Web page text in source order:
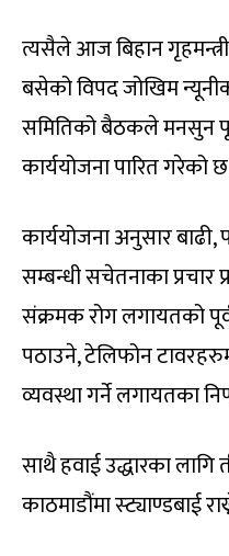
त्यसैले आज बिहान
बसेको विपद जोखिम
समितिको बैठकले मनसुन
कार्ययोजना पारित गरेको
कार्ययोजना अनुसार बाढी,
सम्बन्धी सचेतनाका प्रचार
संक्रमक रोग लगायतको
पठाउने, टेलिफोन
व्यवस्था गर्ने लगायतका
साथै हवाई उद्धारका
काठमाडौंमा स्ट्याण्डबाई